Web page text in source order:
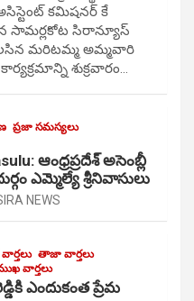
కమిషనర్ కే
సామర్లకోట సిరాన్యూస్
మరిటమ్మ అమ్మవారి
శుక్రవారం…
ప్రజా సమస్యలు
ఆంధ్రప్రదేశ్ అసెంబ్లీ
ఎమ్మెల్యే శ్రీనివాసులు
NEWS
వార్తలు తాజా వార్తలు
వార్తలు
ఎందుకంత ప్రేమ